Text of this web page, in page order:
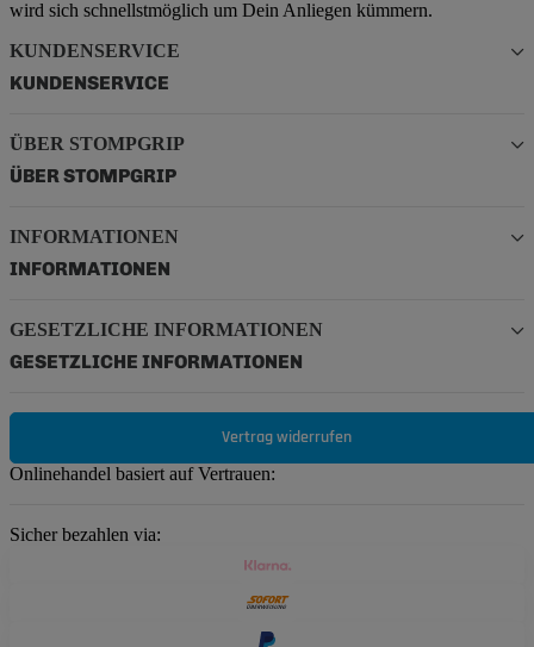
wird sich schnellstmöglich um Dein Anliegen kümmern.
KUNDENSERVICE
KUNDENSERVICE
ÜBER STOMPGRIP
ÜBER STOMPGRIP
INFORMATIONEN
INFORMATIONEN
GESETZLICHE INFORMATIONEN
GESETZLICHE INFORMATIONEN
Vertrag widerrufen
Onlinehandel basiert auf Vertrauen:
Sicher bezahlen via: